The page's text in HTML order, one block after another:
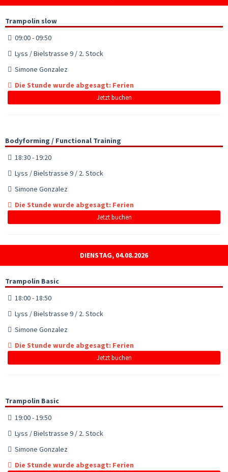
Trampolin slow
09:00 - 09:50
Lyss / Bielstrasse 9 / 2. Stock
Simone Gonzalez
Die Stunde wurde abgesagt: Ferien
Jetzt buchen
Bodyforming / Functional Training
18:30 - 19:20
Lyss / Bielstrasse 9 / 2. Stock
Simone Gonzalez
Die Stunde wurde abgesagt: Ferien
Jetzt buchen
DIENSTAG, 04.08.2026
Trampolin Basic
18:00 - 18:50
Lyss / Bielstrasse 9 / 2. Stock
Simone Gonzalez
Die Stunde wurde abgesagt: Ferien
Jetzt buchen
Trampolin Basic
19:00 - 19:50
Lyss / Bielstrasse 9 / 2. Stock
Simone Gonzalez
Die Stunde wurde abgesagt: Ferien